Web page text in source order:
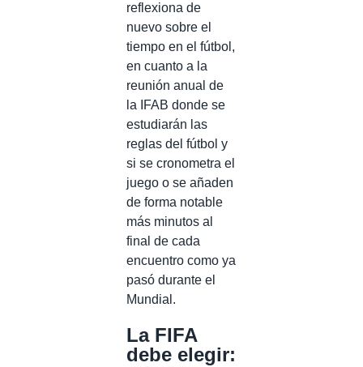
reflexiona de
nuevo sobre el
tiempo en el fútbol,
en cuanto a la
reunión anual de
la IFAB donde se
estudiarán las
reglas del fútbol y
si se cronometra el
juego o se añaden
de forma notable
más minutos al
final de cada
encuentro como ya
pasó durante el
Mundial.
La FIFA
debe elegir: